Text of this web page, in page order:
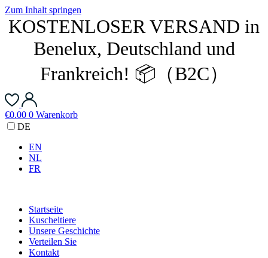
Zum Inhalt springen
KOSTENLOSER VERSAND in
Benelux, Deutschland und
Frankreich! 📦（B2C）
€0.00 0 Warenkorb
DE
EN
NL
FR
Startseite
Kuscheltiere
Unsere Geschichte
Verteilen Sie
Kontakt